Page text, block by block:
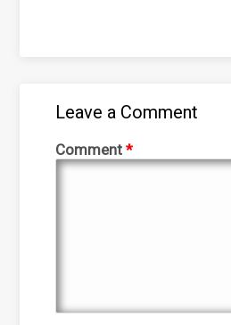
Leave a Comment
Comment*